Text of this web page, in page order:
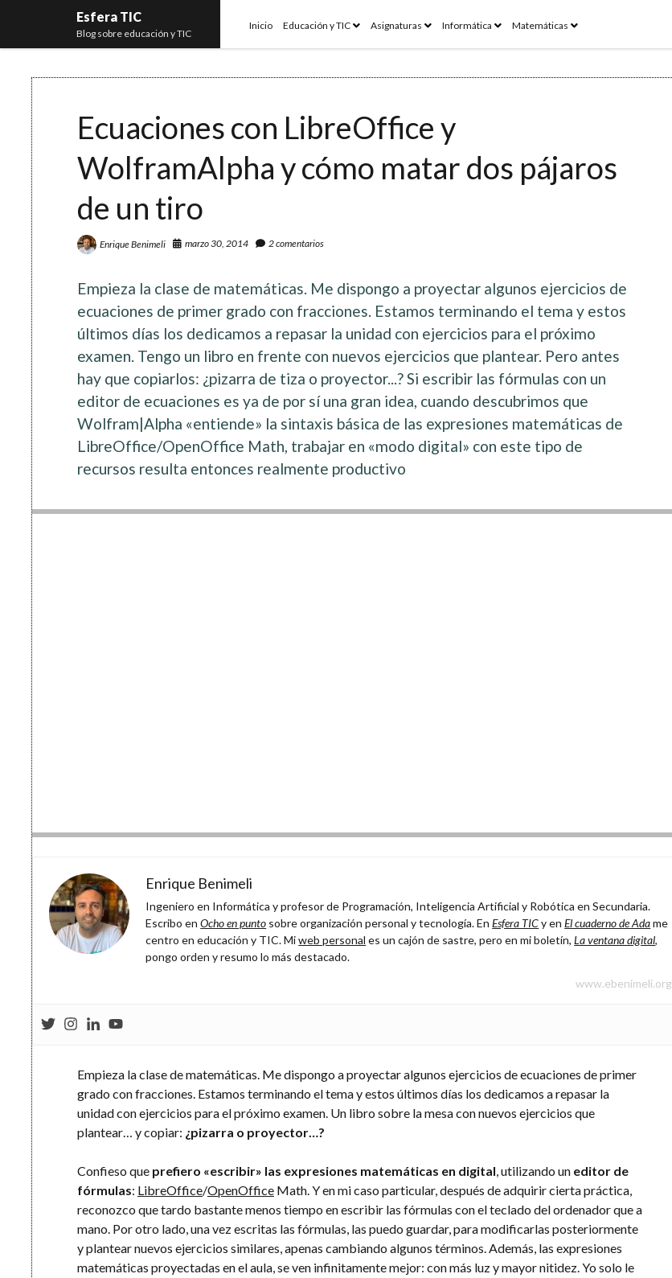
Esfera TIC
Blog sobre educación y TIC
Inicio Educación y TIC openAsignaturas openInformática openMatemáticas open
Ecuaciones con LibreOffice y
WolframAlpha y cómo matar dos pájaros
de un tiro
Enrique Benimeli marzo 30, 2014 2 comentarios
Empieza la clase de matemáticas. Me dispongo a proyectar algunos ejercicios de
ecuaciones de primer grado con fracciones. Estamos terminando el tema y estos
últimos días los dedicamos a repasar la unidad con ejercicios para el próximo
examen. Tengo un libro en frente con nuevos ejercicios que plantear. Pero antes
hay que copiarlos: ¿pizarra de tiza o proyector...? Si escribir las fórmulas con un
editor de ecuaciones es ya de por sí una gran idea, cuando descubrimos que
Wolfram|Alpha «entiende» la sintaxis básica de las expresiones matemáticas de
LibreOffice/OpenOffice Math, trabajar en «modo digital» con este tipo de
recursos resulta entonces realmente productivo
Enrique Benimeli
Ingeniero en Informática y profesor de Programación, Inteligencia Artificial y Robótica en Secundaria.
Escribo enOcho en punto sobre organización personal y tecnología. EnEsfera TICy enEl cuaderno de Adame
centro en educación y TIC. Miweb personal es un cajón de sastre, pero en mi boletín,La ventana digital,
pongo orden y resumo lo más destacado.
www.ebenimeli.org
Empieza la clase de matemáticas. Me dispongo a proyectar algunos ejercicios de ecuaciones de primer
grado con fracciones. Estamos terminando el tema y estos últimos días los dedicamos a repasar la
unidad con ejercicios para el próximo examen. Un libro sobre la mesa con nuevos ejercicios que
plantear… y copiar: ¿pizarra o proyector…?
Confieso que prefiero «escribir» las expresiones matemáticas en digital, utilizando un editor de
fórmulas: LibreOffice/OpenOfficeMath. Y en mi caso particular, después de adquirir cierta práctica,
reconozco que tardo bastante menos tiempo en escribir las fórmulas con el teclado del ordenador que a
mano. Por otro lado, una vez escritas las fórmulas, las puedo guardar, para modificarlas posteriormente
y plantear nuevos ejercicios similares, apenas cambiando algunos términos. Además, las expresiones
matemáticas proyectadas en el aula, se ven infinitamente mejor: con más luz y mayor nitidez. Yo solo le